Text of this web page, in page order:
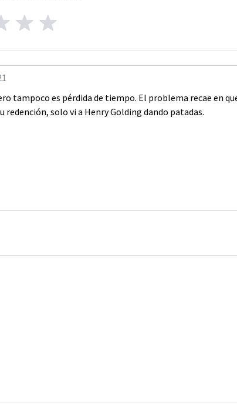
tampoco es pérdida de tiempo. El problema recae en
redención, solo vi a Henry Golding dando patadas.